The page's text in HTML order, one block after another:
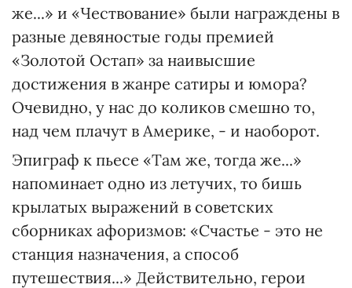
же...» и «Чествование» были награждены в
разные девяностые годы премией
«Золотой Остап» за наивысшие
достижения в жанре сатиры и юмора?
Очевидно, у нас до коликов смешно то,
над чем плачут в Америке, - и наоборот.
Эпиграф к пьесе «Там же, тогда же...»
напоминает одно из летучих, то бишь
крылатых выражений в советских
сборниках афоризмов: «Счастье - это не
станция назначения, а способ
путешествия...» Действительно, герои